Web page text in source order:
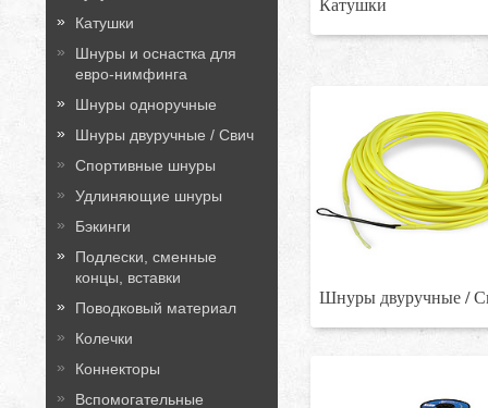
Катушки
Шнуры и оснастка для
евро-нимфинга
Шнуры одноручные
Шнуры двуручные / Свич
Спортивные шнуры
Удлиняющие шнуры
Бэкинги
Подлески, сменные
концы, вставки
Поводковый материал
Колечки
Коннекторы
Вспомогательные
Шнуры двуручные /